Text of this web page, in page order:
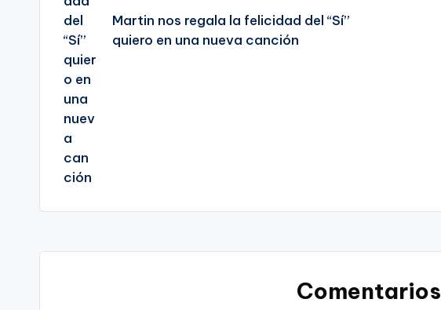
Martin nos regala la felicidad del “Sí”
quiero en una nueva canción
Comentarios